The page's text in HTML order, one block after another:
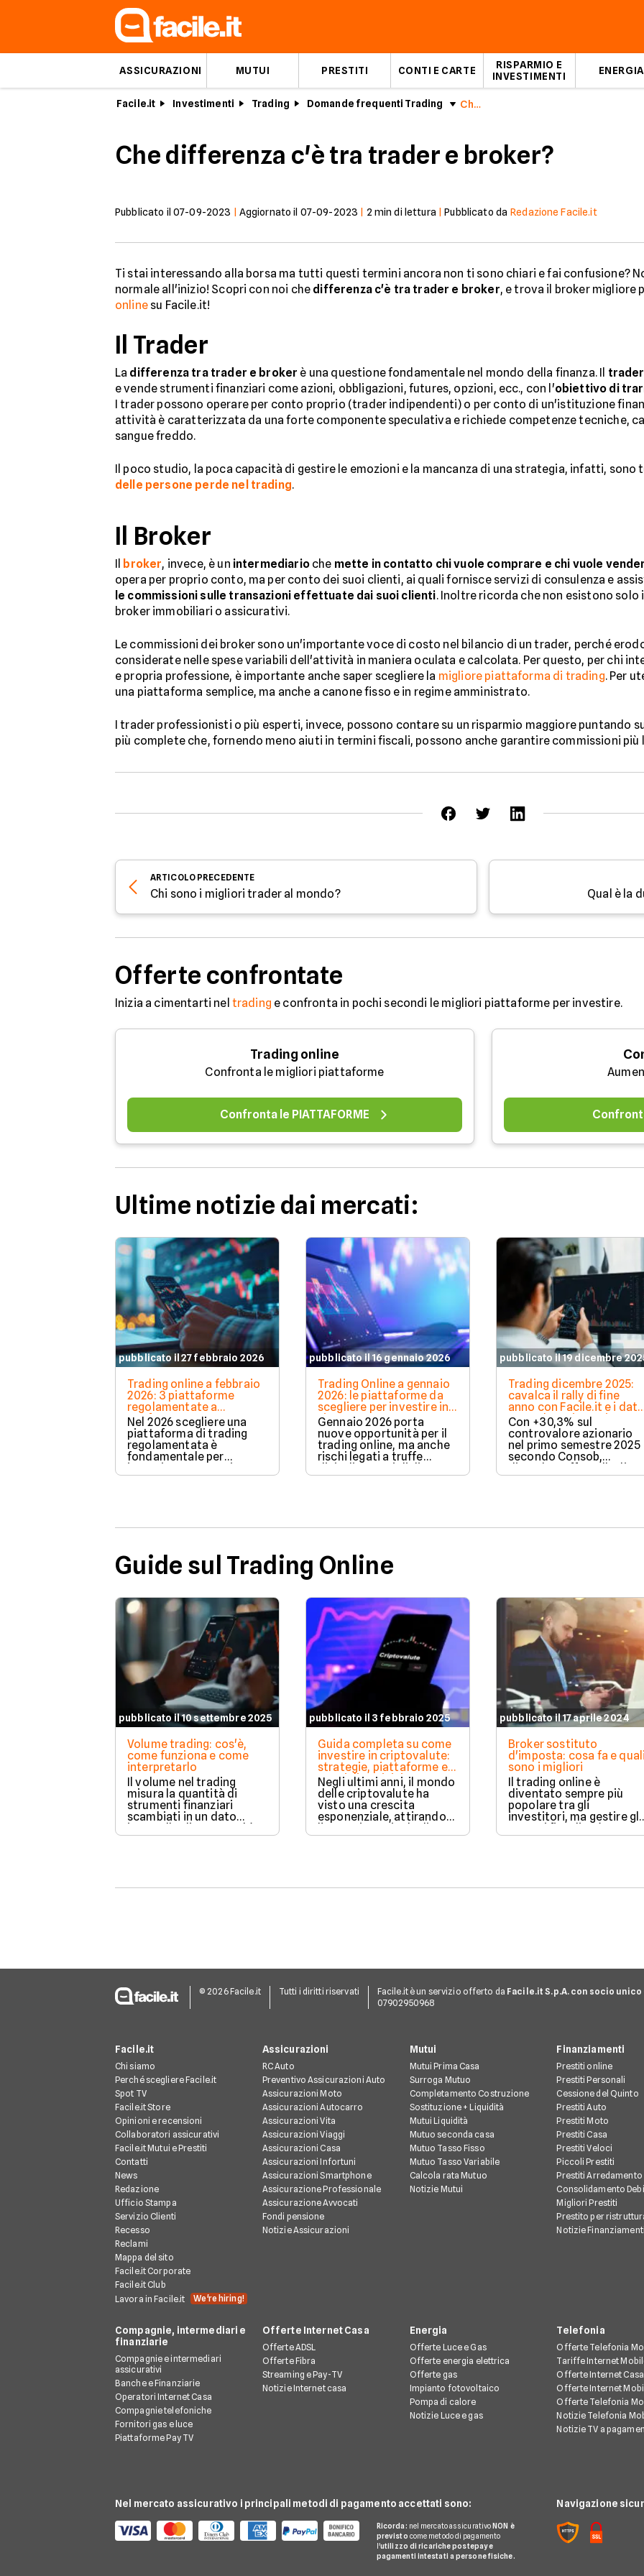
ASSICURAZIONI MUTUI PRESTITI CONTI E CARTE
RISPARMIO E
INVESTIMENTI
ENERGIA
Facile.it Investimenti Trading Domande frequenti Trading Che differenza c'è tra trader e broker?
Che differenza c'è tra trader e broker?
Pubblicato il 07-09-2023 Aggiornato il 07-09-2023 2 min di lettura |Pubblicato da Redazione Facile.it
Ti stai interessando alla borsa ma tutti questi termini ancora non ti sono chiari e fai confusione?
normale all'inizio! Scopri con noi che differenza c'è tra trader e broker, e trova il broker
onlinesu Facile.it!
Il Trader
La differenza tra trader e broker è una questione fondamentale nel mondo della finanza. Il trader
e vende strumenti finanziari come azioni, obbligazioni, futures, opzioni, ecc., con l'obiettivo di
I trader possono operare per conto proprio (trader indipendenti) o per conto di un'istituzione
attività è caratterizzata da una forte componente speculativa e richiede competenze tecniche,
sangue freddo.
Il poco studio, la poca capacità di gestire le emozioni e la mancanza di una strategia, infatti, sono
delle persone perde nel trading.
Il Broker
Il broker, invece, è un intermediarioche mette in contatto chi vuole comprare e chi vuole
opera per proprio conto, ma per conto dei suoi clienti, ai quali fornisce servizi di consulenza e
le commissioni sulle transazioni effettuate dai suoi clienti. Inoltre ricorda che non esistono solo
broker immobiliari o assicurativi.
Le commissioni dei broker sono un'importante voce di costo nel bilancio di un trader, perché
considerate nelle spese variabili dell'attività in maniera oculata e calcolata. Per questo, per chi
e propria professione, è importante anche saper scegliere la migliore piattaforma di trading. Per
una piattaforma semplice, ma anche a canone fisso e in regime amministrato.
I trader professionisti o più esperti, invece, possono contare su un risparmio maggiore puntando
più complete che, fornendo meno aiuti in termini fiscali, possono anche garantire commissioni
ARTICOLO PRECEDENTE
Chi sono i migliori trader al mondo? Qual è la
Offerte confrontate
Inizia a cimentarti nel trading e confronta in pochi secondi le migliori piattaforme per investire.
Trading online
Confronta le migliori piattaforme
Confronta le PIATTAFORME
Ultime notizie dai mercati:
pubblicato il 27 febbraio 2026
Trading online a febbraio
2026: 3 piattaforme
regolamentate a
confronto
Nel 2026 scegliere una
piattaforma di trading
regolamentata è
fondamentale per
investire con maggiore
tutela e trasparenza.
pubblicato il 16 gennaio 2026
Trading Online a gennaio
2026: le piattaforme da
scegliere per investire in
sicurezza
Gennaio 2026 porta
nuove opportunità per il
trading online, ma anche
rischi legati a truffe
digitali e consigli di
finfluencer non
analizziamo le soluzioni
pubblicato il 19 dicembre
Trading dicembre 2025:
cavalca il rally di fine
anno con Facile.it e i dati
Consob aggiornati
Con +30,3% sul
controvalore azionario
nel primo semestre 2025
secondo Consob,
dicembre offre rally di
fine anno. Facile.it aiuta i
opportunità su FTSE MIB
Guide sul Trading Online
pubblicato il 10 settembre 2025
Volume trading: cos'è,
come funziona e come
interpretarlo
Il volume nel trading
misura la quantità di
strumenti finanziari
scambiati in un dato
intervallo di tempo ed è
un indicatore chiave per
Analizzarlo permette di
strumenti tecnici.
pubblicato il 3 febbraio 2025
Guida completa su come
investire in criptovalute:
strategie, piattaforme e
consigli per iniziare
Negli ultimi anni, il mondo
delle criptovalute ha
visto una crescita
esponenziale, attirando
l'attenzione sia degli
investitori retail che
pubblicato il 17 aprile 2024
Broker sostituto
d'imposta: cosa fa e quali
sono i migliori
Il trading online è
diventato sempre più
popolare tra gli
investitori, ma gestire gli
aspetti fiscali può essere
complicato.
questa procedura.
© 2026 Facile.it Tutti i diritti riservati Facile.it è un servizio offerto da Facile.it S.p.A. con socio unico
07902950968
Facile.it
Chi siamo
Perché scegliere Facile.it
Spot TV
Facile.it Store
Opinioni e recensioni
Collaboratori assicurativi
Facile.it Mutui e Prestiti
Contatti
News
Redazione
Ufficio Stampa
Servizio Clienti
Recesso
Reclami
Mappa del sito
Facile.it Corporate
Facile.it Club
Lavora in Facile.it
We're hiring!
Assicurazioni
RC Auto
Preventivo Assicurazioni Auto
Assicurazioni Moto
Assicurazioni Autocarro
Assicurazioni Vita
Assicurazioni Viaggi
Assicurazioni Casa
Assicurazioni Infortuni
Assicurazioni Smartphone
Assicurazione Professionale
Assicurazione Avvocati
Fondi pensione
Notizie Assicurazioni
Mutui
Mutui Prima Casa
Surroga Mutuo
Completamento Costruzione
Sostituzione + Liquidità
Mutui Liquidità
Mutuo seconda casa
Mutuo Tasso Fisso
Mutuo Tasso Variabile
Calcola rata Mutuo
Notizie Mutui
Finanziamenti
Prestiti online
Prestiti Personali
Cessione del Quinto
Prestiti Auto
Prestiti Moto
Prestiti Casa
Prestiti Veloci
Piccoli Prestiti
Prestiti Arredamento
Consolidamento
Migliori Prestiti
Prestito per
Notizie Finanziamenti
Compagnie, intermediari e
finanziarie
Compagnie e intermediari
assicurativi
Banche e Finanziarie
Operatori Internet Casa
Compagnie telefoniche
Fornitori gas e luce
Piattaforme Pay TV
Offerte Internet Casa
Offerte ADSL
Offerte Fibra
Streaming e Pay-TV
Notizie Internet casa
Energia
Offerte Luce e Gas
Offerte energia elettrica
Offerte gas
Impianto fotovoltaico
Pompa di calore
Notizie Luce e gas
Telefonia
Offerte Telefonia
Tariffe Internet
Offerte Internet Casa
Offerte Internet
Offerte Telefonia
Notizie Telefonia
Notizie TV a
Nel mercato assicurativo i principali metodi di pagamento accettati sono:
Ricorda: nel mercato assicurativo NON è
previsto come metodo di pagamento
l'utilizzo di ricariche postepay e
pagamenti intestati a persone fisiche.
Navigazione